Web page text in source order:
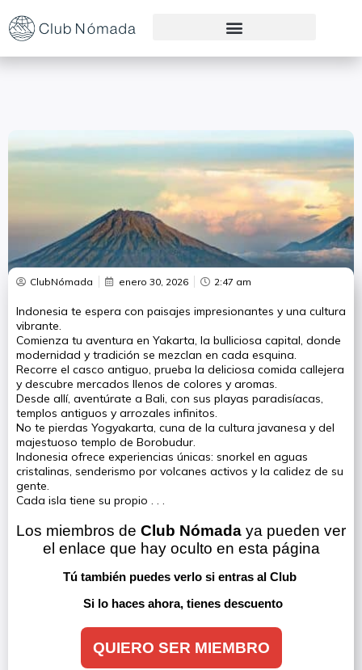
ClubNómada enero 30, 2026 2:47 am
Indonesia te espera con paisajes impresionantes y una cultura
vibrante.
Comienza tu aventura en Yakarta, la bulliciosa capital, donde
modernidad y tradición se mezclan en cada esquina.
Recorre el casco antiguo, prueba la deliciosa comida callejera
y descubre mercados llenos de colores y aromas.
Desde allí, aventúrate a Bali, con sus playas paradisíacas,
templos antiguos y arrozales infinitos.
No te pierdas Yogyakarta, cuna de la cultura javanesa y del
majestuoso templo de Borobudur.
Indonesia ofrece experiencias únicas: snorkel en aguas
cristalinas, senderismo por volcanes activos y la calidez de su
gente.
Cada isla tiene su propio . . .
Los miembros de Club Nómada ya pueden ver
el enlace que hay oculto en esta página
Tú también puedes verlo si entras al Club
Si lo haces ahora, tienes descuento
QUIERO SER MIEMBRO